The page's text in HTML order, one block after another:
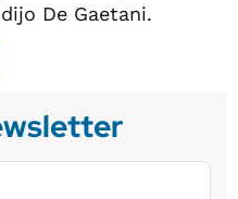
De Gaetani.